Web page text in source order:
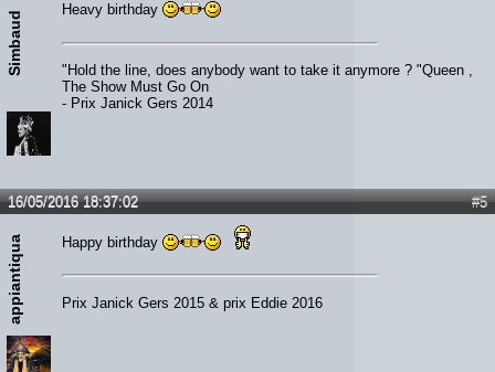
Simbaud
Heavy birthday
"Hold the line, does anybody want to take it anymore ? "Queen ,
The Show Must Go On
- Prix Janick Gers 2014
#5
16/05/2016 18:37:02
appiantiqua Happy birthday
Prix Janick Gers 2015 & prix Eddie 2016